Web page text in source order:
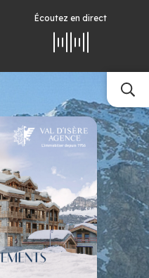
Écoutez en direct